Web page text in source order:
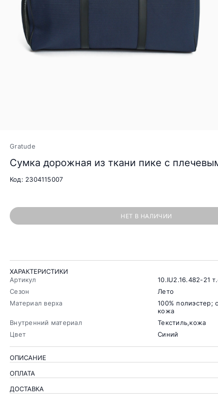
Gratude
Сумка дорожная из ткани пике с
Код: 2304115007
НЕТ В НАЛИЧИИ
ХАРАКТЕРИСТИКИ
Артикул
10.IU2.16.482-21
Сезон
Лето
Материал верха
100% полиэстер;
кожа
Внутренний материал
Текстиль,кожа
Цвет
Синий
ОПИСАНИЕ
ОПЛАТА
ДОСТАВКА